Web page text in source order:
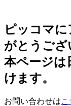
ピッコマ
がとうござ
本ページは
けます。
お問い合わせはこ